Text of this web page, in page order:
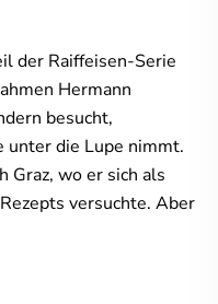
der Raiffeisen-Serie
Hermann
besucht,
unter die Lupe nimmt.
Graz, wo er sich als
versuchte. Aber